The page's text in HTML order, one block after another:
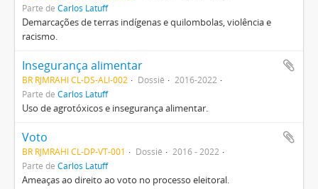
Parte de Carlos Latuff
Demarcações de terras indígenas e quilombolas, violência e
racismo.
Insegurança alimentar
BR RJMRAHI CL-DS-ALI-002 Dossiê
2016-2022
Parte de Carlos Latuff
Uso de agrotóxicos e insegurança alimentar.
Voto
BR RJMRAHI CL-DP-VT-001 Dossiê
2016 - 2022
Parte de Carlos Latuff
Ameaças ao direito ao voto no processo eleitoral.